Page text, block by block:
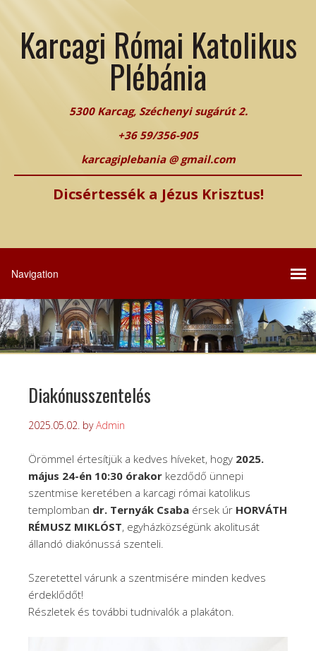
Karcagi Római Katolikus
Plébánia
5300 Karcag, Széchenyi sugárút 2.
+36 59/356-905
karcagiplebania @ gmail.com
Dicsértessék a Jézus Krisztus!
Diakónusszentelés
2025.05.02. byAdmin
Örömmel értesítjük a kedves híveket, hogy 2025.
május 24-én 10:30 órakor kezdődő ünnepi
szentmise keretében a karcagi római katolikus
templomban dr. Ternyák Csaba érsek úr HORVÁTH
RÉMUSZ MIKLÓST, egyházközségünk akolitusát
állandó diakónussá szenteli.
Szeretettel várunk a szentmisére minden kedves
érdeklődőt!
Részletek és további tudnivalók a plakáton.